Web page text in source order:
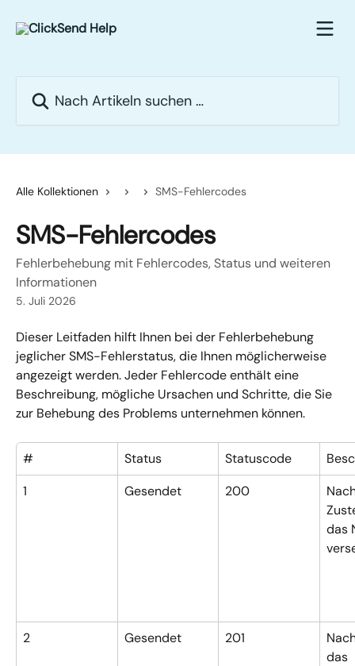
Alle Kollektionen SMS-Fehlercodes
SMS-Fehlercodes
Fehlerbehebung mit Fehlercodes, Status und weiteren
Informationen
5. Juli 2026
Dieser Leitfaden hilft Ihnen bei der Fehlerbehebung
jeglicher SMS-Fehlerstatus, die Ihnen möglicherweise
angezeigt werden. Jeder Fehlercode enthält eine
Beschreibung, mögliche Ursachen und Schritte, die Sie
zur Behebung des Problems unternehmen können.
# Status Statuscode
1
Gesendet 200
das
2 Gesendet 201
das